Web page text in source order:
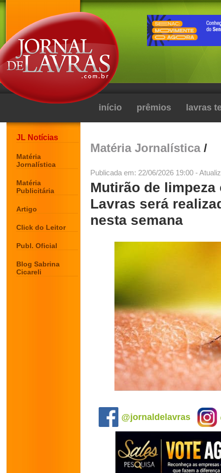
início prêmios lavras
JL Notícias
Matéria
Jornalística
Matéria
Publicitária
Artigo
Click do Leitor
Publ. Oficial
Blog Sabrina
Cicareli
Matéria Jornalística/
Publicada em: 22/06/2026 19:00 -
Mutirão de
Lavras será
nesta semana
@jornaldelavras